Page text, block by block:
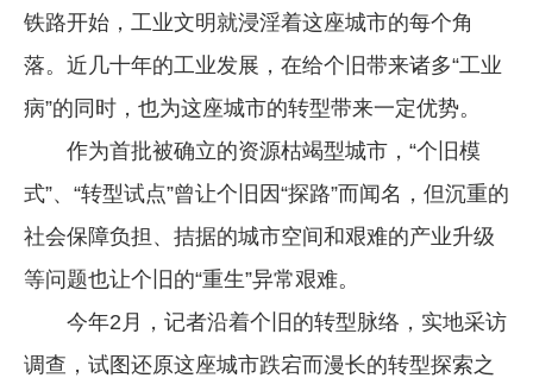
行情报价
数字报
铁路开始，工业文明就浸淫着这座城市的每个角
落。近几十年的工业发展，在给个旧带来诸多“工业
病”的同时，也为这座城市的转型带来一定优势。
作为首批被确立的资源枯竭型城市，“个旧模
式”、“转型试点”曾让个旧因“探路”而闻名，但沉重的
社会保障负担、拮据的城市空间和艰难的产业升级
等问题也让个旧的“重生”异常艰难。
今年2月，记者沿着个旧的转型脉络，实地采访
调查，试图还原这座城市跌宕而漫长的转型探索之